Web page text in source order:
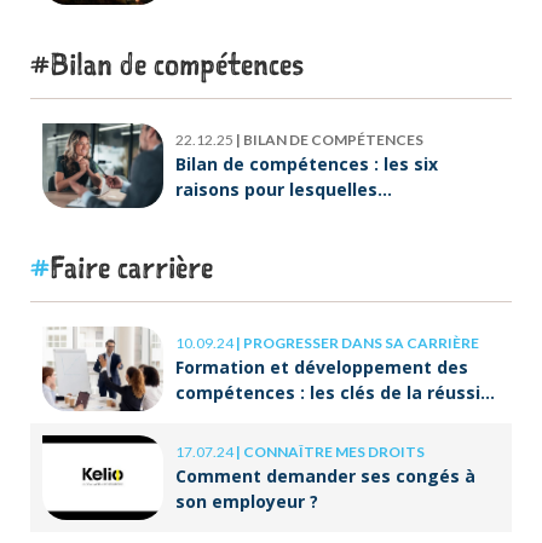
Bilan de compétences
22.12.25 | BILAN DE COMPÉTENCES
Bilan de compétences : les six
raisons pour lesquelles
Faire carrière
10.09.24| PROGRESSER DANS SA CARRIÈRE
Formation et développement des
compétences : les clés de la réussite
17.07.24| CONNAÎTRE MES DROITS
Comment demander ses congés à
son employeur ?